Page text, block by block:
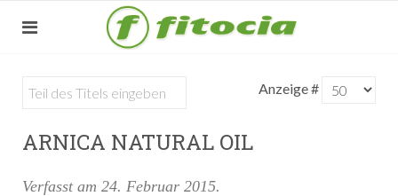
Anzeige #
ARNICA NATURAL OIL
Verfasst am 24. Februar 2015.